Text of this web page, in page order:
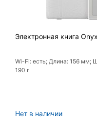
Электронная книга
Wi-Fi: есть; Длина: 156 мм;
190 г
Нет в наличии